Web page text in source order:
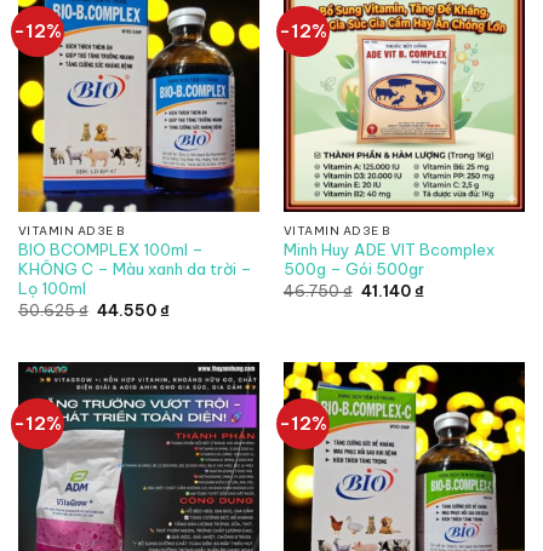
-12%
VITAMIN AD3E B
BIO BCOMPLEX 100ml –
KHÔNG C – Màu xanh da trời –
Lọ 100ml
50.625₫ Giá
44.550₫Giá
44.550 ₫.
-12%
VITAMIN AD3E B
Minh Huy ADE VIT Bcomplex
500g – Gói 500gr
46.750₫ Giá
41.140₫Giá
-12% -12%